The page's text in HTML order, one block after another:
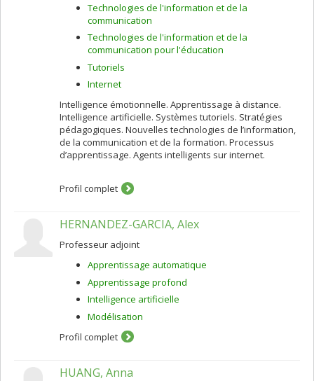
Technologies de l'information et de la
communication
Technologies de l'information et de la
communication pour l'éducation
Tutoriels
Internet
Intelligence émotionnelle. Apprentissage à distance.
Intelligence artificielle. Systèmes tutoriels. Stratégies
pédagogiques. Nouvelles technologies de l’information,
de la communication et de la formation. Processus
d’apprentissage. Agents intelligents sur internet.
Profil complet
HERNANDEZ-GARCIA, Alex
Professeur adjoint
Apprentissage automatique
Apprentissage profond
Intelligence artificielle
Modélisation
Profil complet
HUANG, Anna